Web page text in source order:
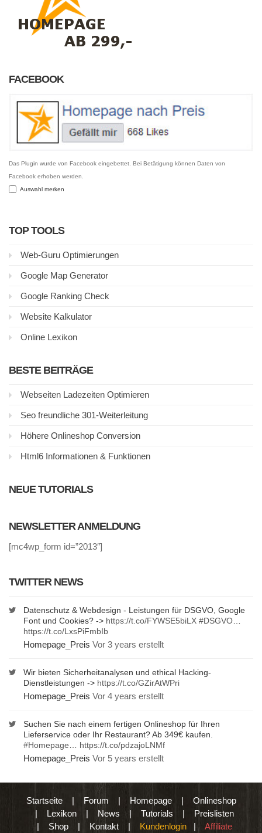
FACEBOOK
Das Plugin wurde von Facebook eingebettet. Bei Betätigung können Daten von
Facebook erhoben werden.
Auswahl merken
TOP TOOLS
Web-Guru Optimierungen
Google Map Generator
Google Ranking Check
Website Kalkulator
Online Lexikon
BESTE BEITRÄGE
Webseiten Ladezeiten Optimieren
Seo freundliche 301-Weiterleitung
Höhere Onlineshop Conversion
Html6 Informationen & Funktionen
NEUE TUTORIALS
NEWSLETTER ANMELDUNG
[mc4wp_form id=”2013″]
TWITTER NEWS
Datenschutz & Webdesign - Leistungen für DSGVO, Google
Font und Cookies? -> https://t.co/FYWSE5biLX #DSGVO
https://t.co/LxsPiFmbIb
Homepage_Preis Vor 3 years erstellt
Wir bieten Sicherheitanalysen und ethical Hacking-
Dienstleistungen -> https://t.co/GZirAtWPri
Homepage_Preis Vor 4 years erstellt
Suchen Sie nach einem fertigen Onlineshop für Ihren
Lieferservice oder Ihr Restaurant? Ab 349€ kaufen.
#Homepage
https://t.co/pdzajoLNMf
Homepage_Preis Vor 5 years erstellt
Startseite| Forum | Homepage| Onlineshop
| Lexikon |News | Tutorials | Preislisten
| Shop | Kontakt | Kundenlogin | Affiliate